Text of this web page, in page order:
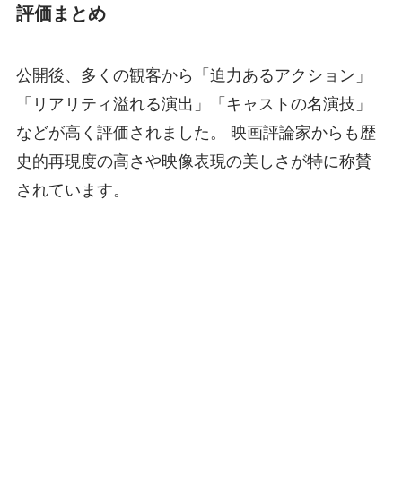
評価まとめ
公開後、多くの観客から「迫力あるアクション」
「リアリティ溢れる演出」「キャストの名演技」
などが高く評価されました。 映画評論家からも歴
史的再現度の高さや映像表現の美しさが特に称賛
されています。